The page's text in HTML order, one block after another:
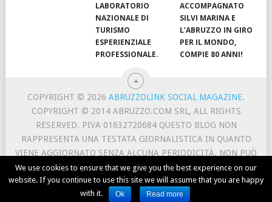
LABORATORIO
NAZIONALE DI
TURISMO
ESPERIENZIALE
PROFESSIONALE.
ACCOMPAGNATO
SILVI MARINA E
L’ABRUZZO IN GIRO
PER IL MONDO,
COMPIE 80 ANNI!
COPYRIGHT © 2026ABRUZZOLINK SOCIAL MAGAZINE.
COPYRIGHT © 2014 ABRUZZO.COM SRL, ALL RIGHTS
RESERVED. PIVA 01632720684 QUESTO BLOG NON
RAPPRESENTA UNA TESTATA GIORNALISTICA IN QUANTO
VIENE AGGIORNATO SENZA ALCUNA PERIODICITÀ. NON PUÒ
PERTANTO CONSIDERARSI UN PRODOTTO EDITORIALE AI
SENSI DELLA LEGGE N. 62 DEL 7/3/2001.
ABOUT US TERMS AND PRIVACY
We use cookies to ensure that we give you the best experience on our
website. If you continue to use this site we will assume that you are happy
with it.
Ok Read more